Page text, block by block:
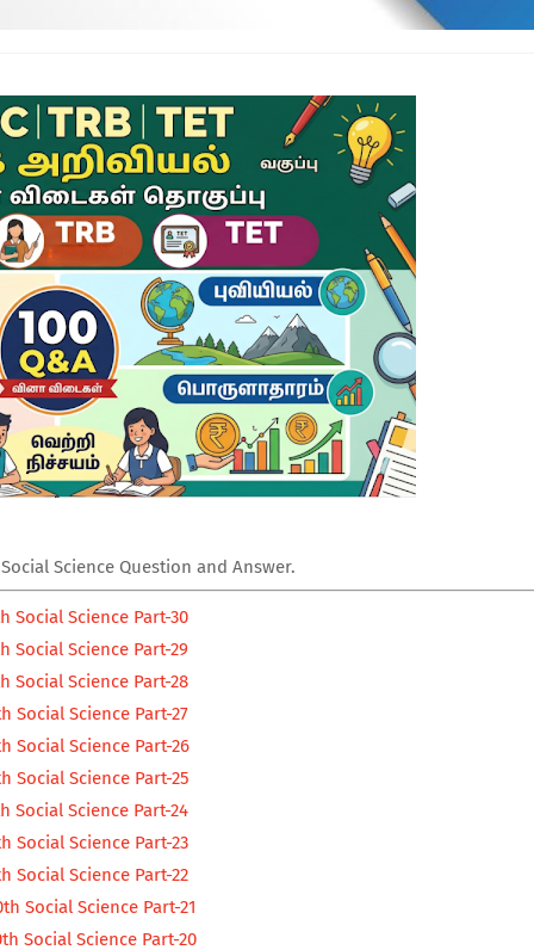
Science Question and Answer.
Social Science Part-30
Science Part-29
Social Science Part-28
Social Science Part-27
Social Science Part-26
Social Science Part-25
Social Science Part-24
Social Science Part-23
Social Science Part-22
Social Science Part-21
Social Science Part-20